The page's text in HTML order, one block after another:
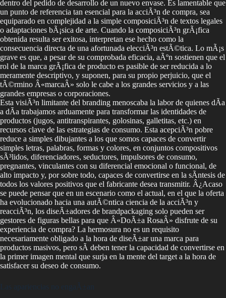
dentro del pedido de desarrollo de un nuevo envase. Es lamentable que
un punto de referencia tan esencial para la acciÃ³n de compra, sea
equiparado en complejidad a la simple composiciÃ³n de textos legales
o adaptaciones bÃ¡sica de arte. Cuando la composiciÃ³n grÃ¡fica
obtenida resulta ser exitosa, interpretan ese hecho como la
consecuencia directa de una afortunada elecciÃ³n estÃ©tica. Lo mÃ¡s
grave es que, a pesar de su comprobada eficacia, aÃºn sostienen que el
rol de la marca grÃ¡fica de producto es pasible de ser reducida a lo
meramente descriptivo, y suponen, para su propio perjuicio, que el
tÃ©rmino Â«marcaÂ» solo le cabe a los grandes servicios y a las
grandes empresas o corporaciones.
Esta visiÃ³n limitante del branding menoscaba la labor de quienes dÃ­a
a dÃ­a trabajamos arduamente para transformar las identidades de
productos (jugos, antitranspirantes, golosinas, galletitas, etc.) en
recursos clave de las estrategias de consumo. Esta acepciÃ³n pobre
reduce a simples dibujantes a los que somos capaces de convertir
simples letras, palabras, formas y colores, en conjuntos compositivos
sÃ³lidos, diferenciadores, seductores, impulsores de consumo,
pregnantes, vinculantes con su diferencial emocional o funcional, de
alto impacto y, por sobre todo, capaces de convertirse en la sÃ­ntesis de
todos los valores positivos que el fabricante desea transmitir. Â¿Acaso
se puede pensar que en un escenario como el actual, en el que la oferta
ha evolucionado hacia una autÃ©ntica ciencia de la acciÃ³n y
reacciÃ³n, los diseÃ±adores de brandpackaging solo pueden ser
gestores de figuras bellas para que Â«DoÃ±a RosaÂ» disfrute de su
experiencia de compra? La hermosura no es un requisito
necesariamente obligado a la hora de diseÃ±ar una marca para
productos masivos, pero sÃ­ deben tener la capacidad de convertirse en
la primer imagen mental que surja en la mente del target a la hora de
satisfacer su deseo de consumo.
Las apariencias no engaÃ±an